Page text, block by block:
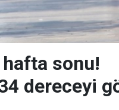
hafta sonu!
dereceyi